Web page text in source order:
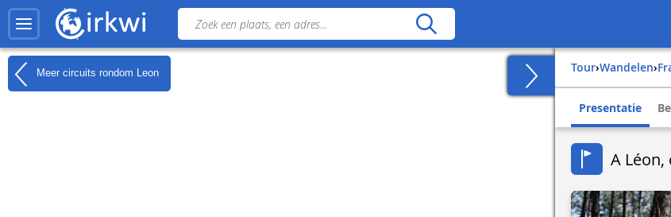
Meer circuits rondom Leon Tour› Wandelen›
Presentatie
A